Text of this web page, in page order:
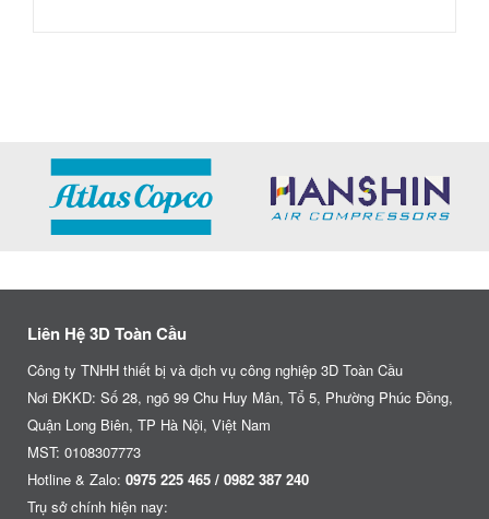
Liên Hệ 3D Toàn Cầu
Công ty TNHH thiết bị và dịch vụ công nghiệp 3D Toàn Cầu
Nơi ĐKKD: Số 28, ngõ 99 Chu Huy Mân, Tổ 5, Phường Phúc Đồng,
Quận Long Biên, TP Hà Nội, Việt Nam
MST: 0108307773
Hotline & Zalo: 0975 225 465 / 0982 387 240
Trụ sở chính hiện nay: